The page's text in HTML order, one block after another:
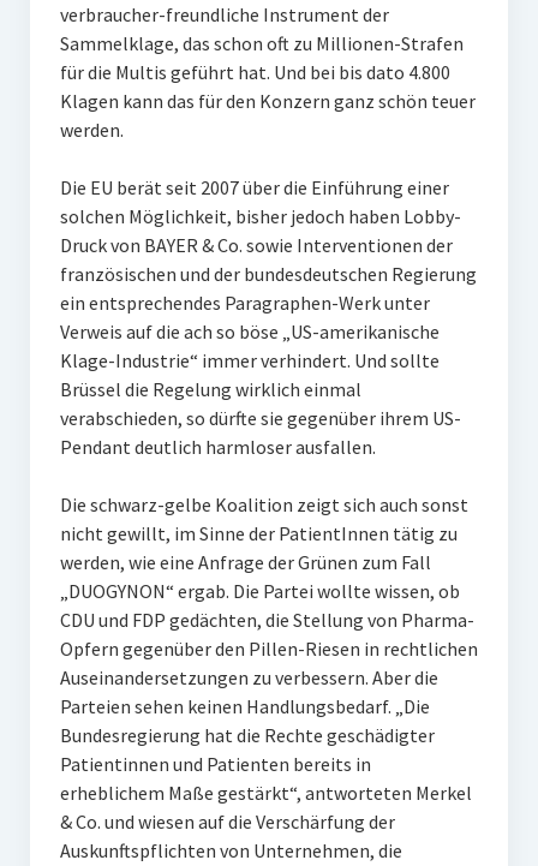
verbraucher-freundliche Instrument der
Sammelklage, das schon oft zu Millionen-Strafen
für die Multis geführt hat. Und bei bis dato 4.800
Klagen kann das für den Konzern ganz schön teuer
werden.
Die EU berät seit 2007 über die Einführung einer
solchen Möglichkeit, bisher jedoch haben Lobby-
Druck von BAYER & Co. sowie Interventionen der
französischen und der bundesdeutschen Regierung
ein entsprechendes Paragraphen-Werk unter
Verweis auf die ach so böse „US-amerikanische
Klage-Industrie“ immer verhindert. Und sollte
Brüssel die Regelung wirklich einmal
verabschieden, so dürfte sie gegenüber ihrem US-
Pendant deutlich harmloser ausfallen.
Die schwarz-gelbe Koalition zeigt sich auch sonst
nicht gewillt, im Sinne der PatientInnen tätig zu
werden, wie eine Anfrage der Grünen zum Fall
„DUOGYNON“ ergab. Die Partei wollte wissen, ob
CDU und FDP gedächten, die Stellung von Pharma-
Opfern gegenüber den Pillen-Riesen in rechtlichen
Auseinandersetzungen zu verbessern. Aber die
Parteien sehen keinen Handlungsbedarf. „Die
Bundesregierung hat die Rechte geschädigter
Patientinnen und Patienten bereits in
erheblichem Maße gestärkt“, antworteten Merkel
& Co. und wiesen auf die Verschärfung der
Auskunftspflichten von Unternehmen, die